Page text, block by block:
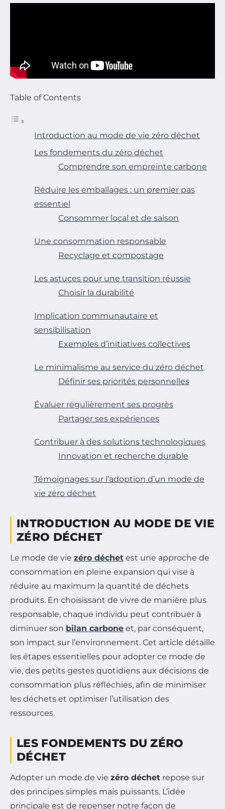
Table of Contents
Introduction au mode de vie zéro déchet
Les fondements du zéro déchet
Comprendre son empreinte carbone
Réduire les emballages : un premier pas
essentiel
Consommer local et de saison
Une consommation responsable
Recyclage et compostage
Les astuces pour une transition réussie
Choisir la durabilité
Implication communautaire et
sensibilisation
Exemples d’initiatives collectives
Le minimalisme au service du zéro déchet
Définir ses priorités personnelles
Évaluer régulièrement ses progrès
Partager ses expériences
Contribuer à des solutions technologiques
Innovation et recherche durable
Témoignages sur l’adoption d’un mode de
vie zéro déchet
INTRODUCTION AU MODE DE VIE
ZÉRO DÉCHET
Le mode de vie zéro déchet est une approche de
consommation en pleine expansion qui vise à
réduire au maximum la quantité de déchets
produits. En choisissant de vivre de manière plus
responsable, chaque individu peut contribuer à
diminuer son bilan carbone et, par conséquent,
son impact sur l’environnement. Cet article détaille
les étapes essentielles pour adopter ce mode de
vie, des petits gestes quotidiens aux décisions de
consommation plus réfléchies, afin de minimiser
les déchets et optimiser l’utilisation des
ressources.
LES FONDEMENTS DU ZÉRO
DÉCHET
Adopter un mode de vie zéro déchet repose sur
des principes simples mais puissants. L’idée
principale est de repenser notre façon de